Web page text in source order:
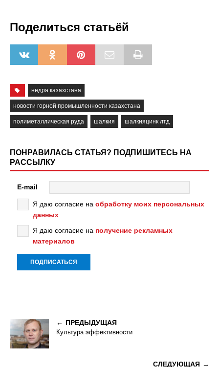
Поделиться статьёй
недра казахстана
новости горной промышленности казахстана
полиметаллическая руда шалкия шалкияцинк лтд
ПОНРАВИЛАСЬ СТАТЬЯ? ПОДПИШИТЕСЬ НА
РАССЫЛКУ
E-mail
Я даю согласие на обработку моих персональных
данных
Я даю согласие на получение рекламных
материалов
ПРЕДЫДУЩАЯ
Культура эффективности
СЛЕДУЮЩАЯ